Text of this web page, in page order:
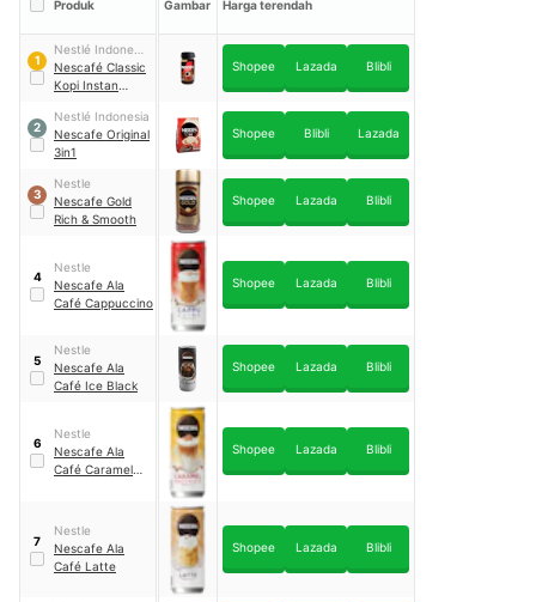
Produk Gambar Harga terendah
1
Nestlé Indonesia
Jakarta
Nescafé Classic
Kopi Instan
Shopee Lazada Blibli
2
Nestlé Indonesia
Nescafe Original
3in1
Shopee Blibli Lazada
3
Nestle
Nescafe Gold
Rich & Smooth
Shopee Lazada Blibli
4
Nestle
Nescafe Ala
Café Cappuccino
Shopee Lazada Blibli
5
Nestle
Nescafe Ala
Café Ice Black
Shopee Lazada Blibli
6
Nestle
Nescafe Ala
Café Caramel
Shopee Lazada Blibli
7
Nestle
Nescafe Ala
Café Latte
Shopee Lazada Blibli